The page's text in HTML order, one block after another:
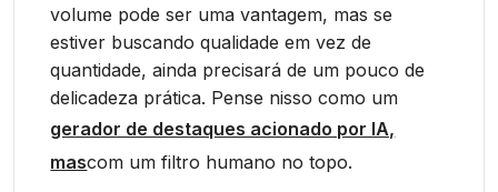
volume pode ser uma vantagem, mas se
estiver buscando qualidade em vez de
quantidade, ainda precisará de um pouco de
delicadeza prática. Pense nisso como um
gerador de destaques acionado por IA,
mascom um filtro humano no topo.